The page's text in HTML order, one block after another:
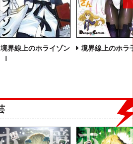
境界線上のホライゾン
Ｉ
境界線上のホラ